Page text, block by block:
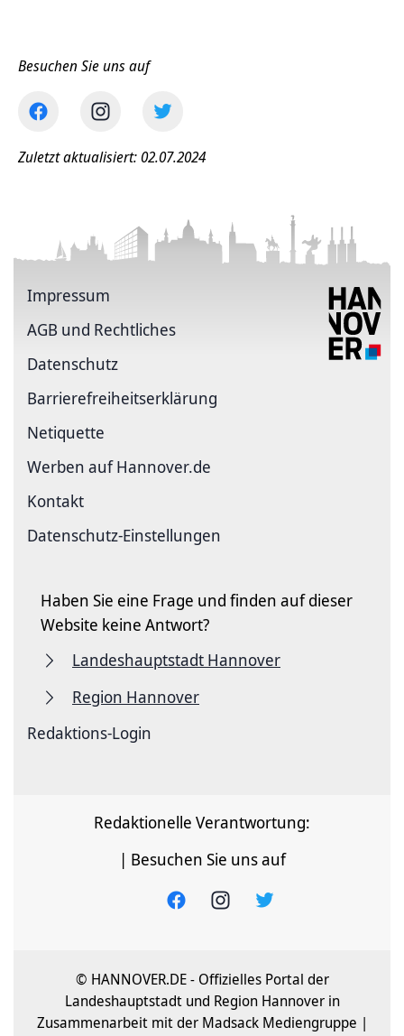
Besuchen Sie uns auf
Zuletzt aktualisiert: 02.07.2024
Impressum
AGB und Rechtliches
Datenschutz
Barriere­freiheits­erklärung
Netiquette
Werben auf Hannover.de
Kontakt
Datenschutz-Einstellungen
Haben Sie eine Frage und finden auf dieser
Website keine Antwort?
Landeshauptstadt Hannover
Region Hannover
Redaktions-Login
Redaktionelle Verantwortung:
| Besuchen Sie uns auf
© HANNOVER.DE - Offizielles Portal der
Landeshauptstadt und Region Hannover in
Zusammenarbeit mit der Madsack Mediengruppe |